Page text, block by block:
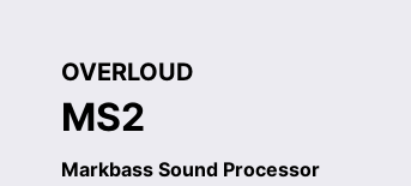
OVERLOUD
MS2
Markbass Sound Processor